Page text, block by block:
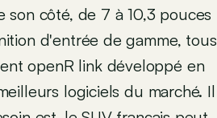
côté, de 7 à 10,3 pouces
d'entrée de gamme, tous
openR link développé en
logiciels du marché. Il